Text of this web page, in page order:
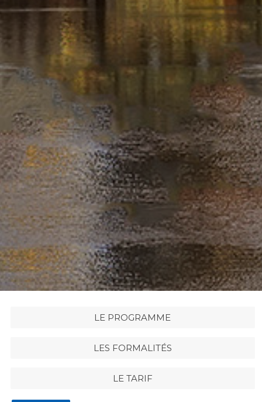
LE PROGRAMME
LES FORMALITÉS
LE TARIF